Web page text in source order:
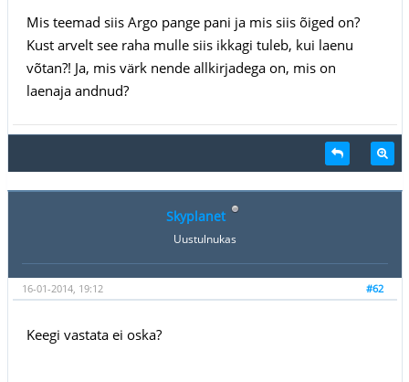
Mis teemad siis Argo pange pani ja mis siis õiged on?
Kust arvelt see raha mulle siis ikkagi tuleb, kui laenu
võtan?! Ja, mis värk nende allkirjadega on, mis on
laenaja andnud?
Skyplanet
Uustulnukas
#62
16-01-2014, 19:12
Keegi vastata ei oska?